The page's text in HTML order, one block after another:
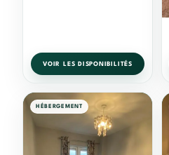
VOIR LES DISPONIBILITÉS
HÉBERGEMENT